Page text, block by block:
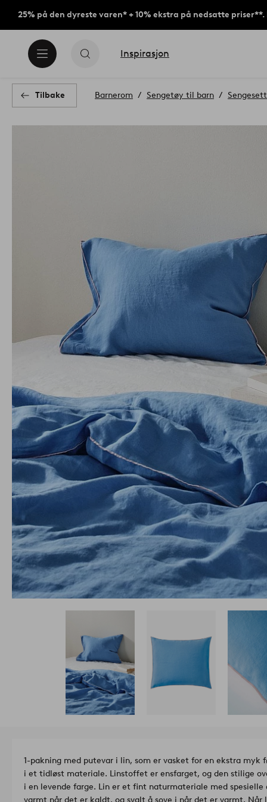
25% på den dyreste varen* + 10% ekstra på nedsatte priser**.
Inspirasjon
Tilbake Barnerom Sengetøy til barn
1-pakning med putevar i lin, som er vasket for en ekstra myk
i et tidløst materiale. Linstoffet er ensfarget, og den stilige
i en levende farge. Lin er et fint naturmateriale med spesielle
varmt når det er kaldt, og svalt å sove i når det er varmt. Når